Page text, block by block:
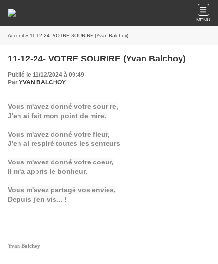
MENU
Accueil » 11-12-24- VOTRE SOURIRE (Yvan Balchoy)
11-12-24- VOTRE SOURIRE (Yvan Balchoy)
Publié le 11/12/2024 à 09:49
Par YVAN BALCHOY
Vous m'avez donné votre sourire,
J'en ai fait mon point de mire.
Vous m'avez donné votre fleur,
J'en ai respiré toutes les senteurs
Vous m'avez donné votre coeur,
Il m'a appris le bonheur.
Vous m'avez partagé vos envies,
Depuis j'en vis... !
Yvan Balchoy